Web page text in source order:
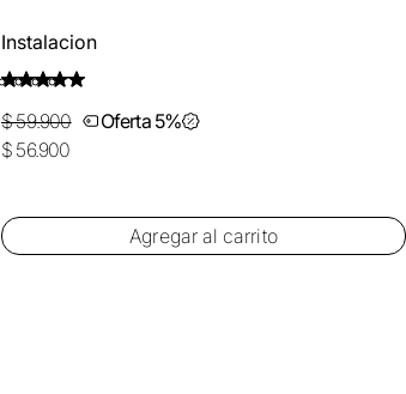
Instalacion
$ 59.900
Oferta 5%
$ 56.900
Agregar al carrito